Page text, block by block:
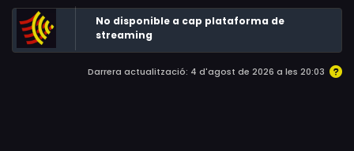
Bob Lockwood, Dan van Husen
No disponible a cap plataforma de
streaming
Darrera actualització: 4 d'agost de 2026 a les 20:03